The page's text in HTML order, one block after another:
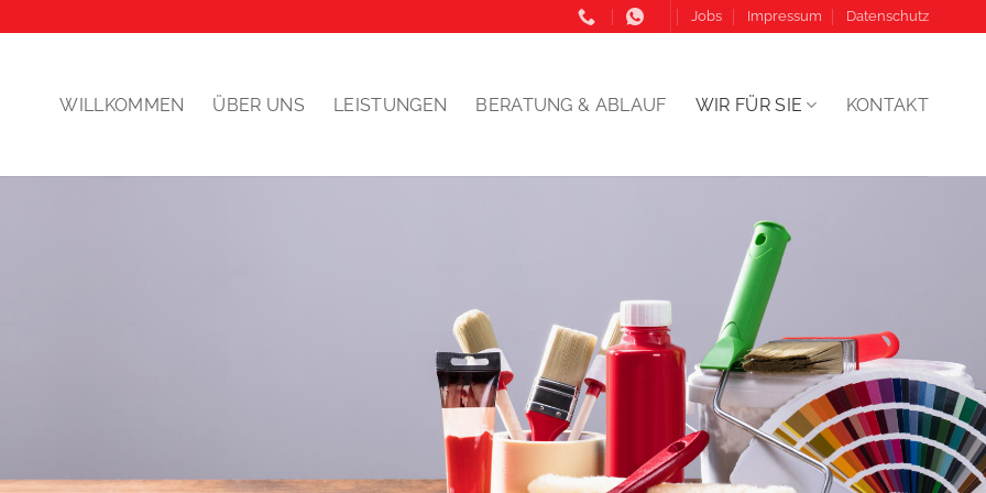
Jobs Impressum Datenschutz
WILLKOMMEN ÜBER UNS LEISTUNGEN BERATUNG & ABLAUF WIR FÜR SIE KONTAKT